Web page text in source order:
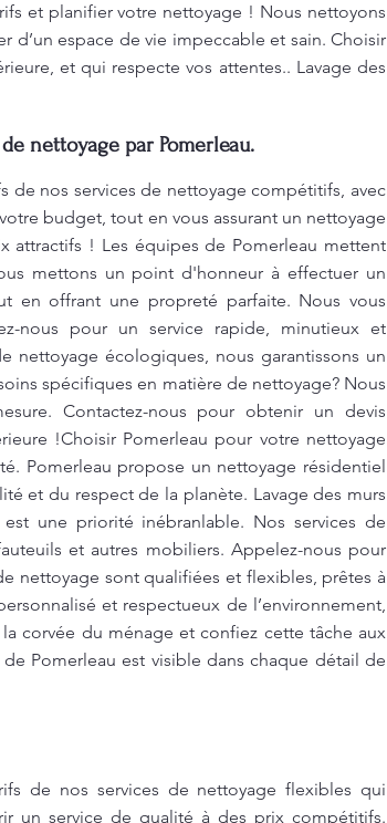
et planifier votre nettoyage ! Nous nettoyons
d’un espace de vie impeccable et sain. Choisir
et qui respecte vos attentes.. Lavage des
nettoyage par Pomerleau.
de nos services de nettoyage compétitifs, avec
budget, tout en vous assurant un nettoyage
attractifs ! Les équipes de Pomerleau mettent
mettons un point d'honneur à effectuer un
en offrant une propreté parfaite. Nous vous
nous pour un service rapide, minutieux et
nettoyage écologiques, nous garantissons un
spécifiques en matière de nettoyage? Nous
Contactez-nous pour obtenir un devis
!Choisir Pomerleau pour votre nettoyage
Pomerleau propose un nettoyage résidentiel
et du respect de la planète. Lavage des murs
une priorité inébranlable. Nos services de
et autres mobiliers. Appelez-nous pour
nettoyage sont qualifiées et flexibles, prêtes à
et respectueux de l’environnement,
corvée du ménage et confiez cette tâche aux
Pomerleau est visible dans chaque détail de
de nos services de nettoyage flexibles qui
un service de qualité à des prix compétitifs.